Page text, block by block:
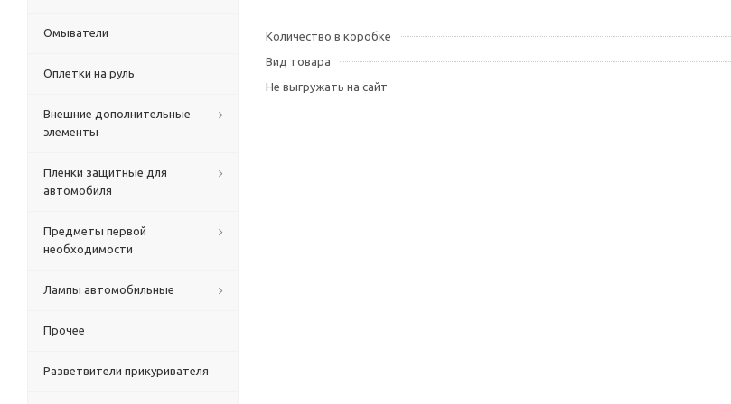
Количество в коробке
Вид товара
Не выгружать на сайт
Омыватели
Оплетки на руль
Внешние дополнительные
элементы
Пленки защитные для
автомобиля
Предметы первой
необходимости
Лампы автомобильные
Прочее
Разветвители прикуривателя